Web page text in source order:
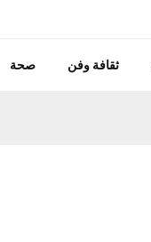
ثقافة وفن صحة